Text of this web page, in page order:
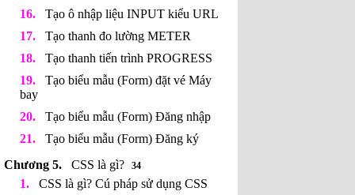
Tạo ô nhập liệu INPUT kiểu URL
Tạo thanh đo lường METER
Tạo thanh tiến trình PROGRESS
Tạo biểu mẫu (Form) đặt vé Máy
bay
Tạo biểu mẫu (Form) Đăng nhập
Tạo biểu mẫu (Form) Đăng ký
CSS là gì?
34
CSS là gì? Cú pháp sử dụng CSS